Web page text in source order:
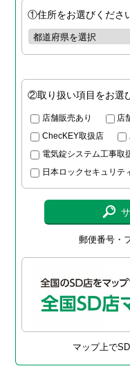
①住所をお選びくださ
②取り扱い項目をお選
店舗販売あり
店
ChecKEY取扱店
電気錠システム工事取
日本ロックセキュリテ
郵便番号・
マップ上で